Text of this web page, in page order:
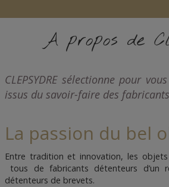
A propos de
CLEPSYDRE sélectionne pour
issus du savoir-faire des
La passion du bel
Entre tradition et innovation, les
tous de fabricants détenteurs d’un
détenteurs de brevets.